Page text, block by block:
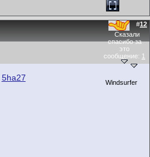
#12
Сказали
спасибо за
это
сообщение: 1
5ha27 Windsurfer